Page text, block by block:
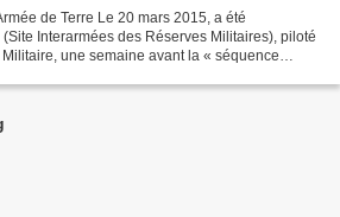
de Terre Le 20 mars 2015, a été
Interarmées des Réserves Militaires), piloté
une semaine avant la « séquence